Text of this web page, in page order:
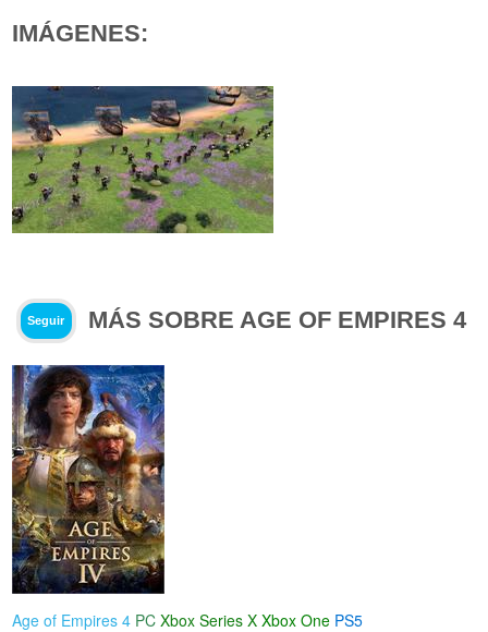
IMÁGENES:
Seguir MÁS SOBRE AGE OF EMPIRES 4
Age of Empires 4 PC Xbox Series X Xbox One PS5